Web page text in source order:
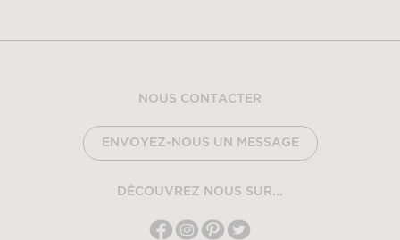
NOUS CONTACTER
ENVOYEZ-NOUS UN MESSAGE
DÉCOUVREZ NOUS SUR...